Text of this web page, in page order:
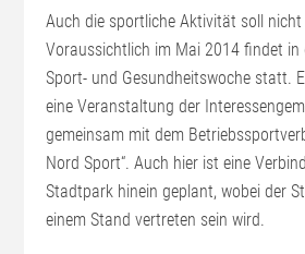
Auch die sportliche Aktivität soll
Voraussichtlich im Mai 2014 findet in
Sport- und Gesundheitswoche statt.
eine Veranstaltung der
gemeinsam mit dem
Nord Sport“. Auch hier ist eine
Stadtpark hinein geplant, wobei der
einem Stand vertreten sein wird.